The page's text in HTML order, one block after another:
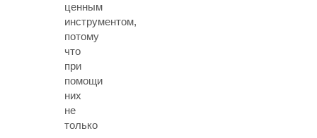
ценным
инструментом,
потому
что
при
помощи
них
не
только